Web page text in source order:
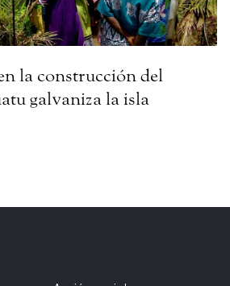
la construcción del
galvaniza la isla